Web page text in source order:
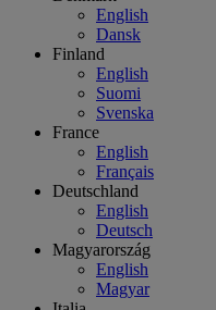
English
Dansk
Finland
English
Suomi
Svenska
France
English
Français
Deutschland
English
Deutsch
Magyarország
English
Magyar